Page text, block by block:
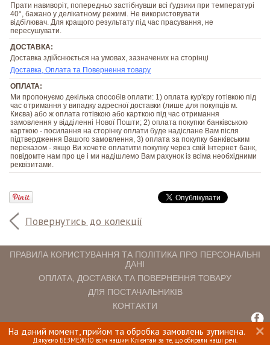
На даний момент, прийом та обробка замовлень зупинена.
Дякуємо БЕЗМЕЖНО всім нашим Клієнтам за те, що обирали наші речі.
Повернутись до колекції
Прати навиворіт, попередньо застібнувши всі ґудзики при температурі
40°, бажано у делікатному режимі. Не використовувати
відбілювач. Для кращого результату під час прасування, не
пересушувати.
ДОСТАВКА:
Доставка здійснюється на умовах, зазначених на сторінці
Доставка, Оплата та Повернення товару
ОПЛАТА:
Ми пропонуємо декілька способів оплати: 1) оплата кур'єру готівкою під
час отримання у випадку адресної доставки (лише для покупців м.
Києва) або ж оплата готівкою або карткою під час отримання
замовлення у відділенні Нової Пошти; 2) оплата покупки банківською
карткою - посилання на сторінку оплати буде надіслане Вам після
підтвердження Вашого замовлення, 3) оплата за покупку банківським
переказом - якщо Ви хочете оплатити покупку через свій Інтернет банк,
повідомте нам про це і ми надішлемо Вам рахунок із всіма необхідними
реквізитами.
ПРАВИЛА КОРИСТУВАННЯ ТА ПОЛІТИКА ПРО ПЕРСОНАЛЬНІ
ДАНІ
ОПЛАТА, ДОСТАВКА ТА ПОВЕРНЕННЯ ТОВАРУ
ДЛЯ ПОСТАЧАЛЬНИКІВ
КОНТАКТИ
INTERIOMANIA © 2018. ВСІ ПРАВА ЗАХИЩЕНІ.